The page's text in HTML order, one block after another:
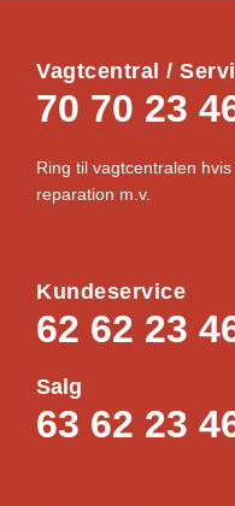
Vagtcentral /
70 70 23
Ring til vagtcentralen
reparation m.v.
Kundeservice
62 62 23
Salg
63 62 23